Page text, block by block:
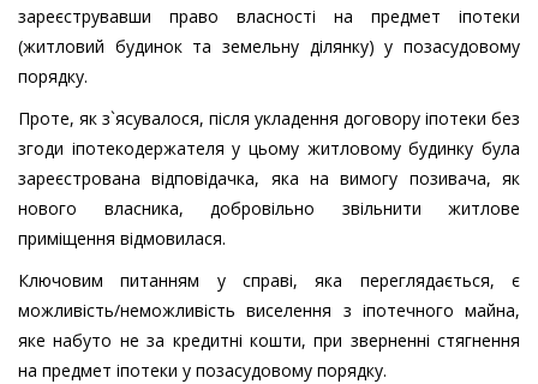
зареєструвавши право власності на предмет іпотеки
(житловий будинок та земельну ділянку) у позасудовому
порядку.
Проте, як з`ясувалося, після укладення договору іпотеки без
згоди іпотекодержателя у цьому житловому будинку була
зареєстрована відповідачка, яка на вимогу позивача, як
нового власника, добровільно звільнити житлове
приміщення відмовилася.
Ключовим питанням у справі, яка переглядається, є
можливість/неможливість виселення з іпотечного майна,
яке набуто не за кредитні кошти, при зверненні стягнення
на предмет іпотеки у позасудовому порядку.